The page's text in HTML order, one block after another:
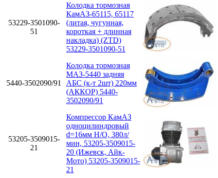
53229-3501090-
51
Колодка тормозная
КамАЗ-65115, 65117
(литая, чугунная,
короткая + длинная
накладка) (ZTD)
53229-3501090-51
5440-3502090/91
Колодка тормозная
МАЗ-5440 задняя
АБС (к-т 2шт) 220мм
(АККОР) 5440-
3502090/91
53205-3509015-
21
Компрессор КамАЗ
одноцилиндровый
d=16мм Н/О, 380л/
мин, 53205-3509015-
20 (Ижевск, Айк-
Мото) 53205-3509015-
21